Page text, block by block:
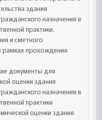
здания
назначения в
практики.
и сметного
рамках прохождения
документы для
оценки здания
назначения в
практики
оценки здания